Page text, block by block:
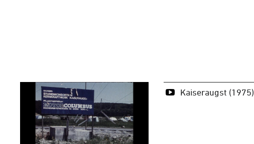
Kaiseraugst (1975)